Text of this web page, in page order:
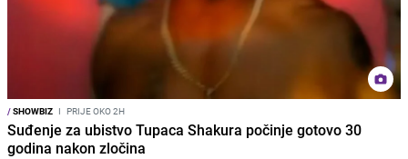
/SHOWBIZ I PRIJE OKO 2H
Suđenje za ubistvo Tupaca Shakura počinje gotovo 30
godina nakon zločina